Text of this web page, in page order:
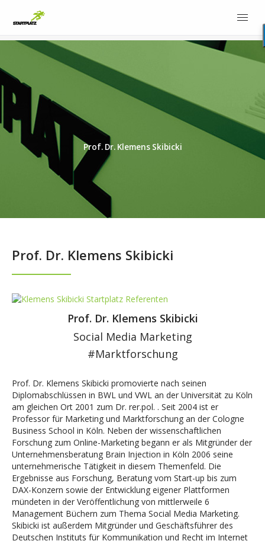
Prof. Dr. Klemens Skibicki
Prof. Dr. Klemens Skibicki
Prof. Dr. Klemens Skibicki
Social Media Marketing
#Marktforschung
Prof. Dr. Klemens Skibicki promovierte nach seinen
Diplomabschlüssen in BWL und VWL an der Universität zu Köln
am gleichen Ort 2001 zum Dr. rer.pol. . Seit 2004 ist er
Professor für Marketing und Marktforschung an der Cologne
Business School in Köln. Neben der wissenschaftlichen
Forschung zum Online-Marketing begann er als Mitgründer der
Unternehmensberatung Brain Injection in Köln 2006 seine
unternehmerische Tätigkeit in diesem Themenfeld. Die
Ergebnisse aus Forschung, Beratung vom Start-up bis zum
DAX-Konzern sowie der Entwicklung eigener Plattformen
mündeten in der Veröffentlichung von mittlerweile 6
Management Büchern zum Thema Social Media Marketing.
Skibicki ist außerdem Mitgründer und Geschäftsführer des
Deutschen Instituts für Kommunikation und Recht im Internet